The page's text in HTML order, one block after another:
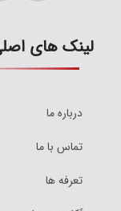
لینک های
درباره ما
تماس با ما
تعرفه ها